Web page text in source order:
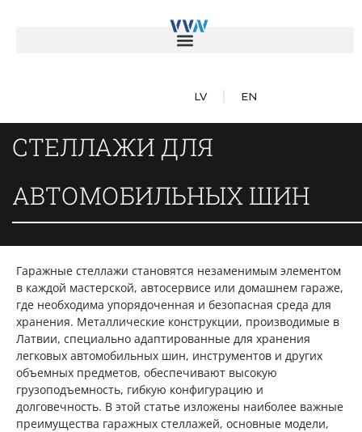
LV EN
СТЕЛЛАЖИ ДЛЯ
АВТОМОБИЛЬНЫХ ШИН
Гаражные стеллажи становятся незаменимым элементом
в каждой мастерской, автосервисе или домашнем гараже,
где необходима упорядоченная и безопасная среда для
хранения. Металлические конструкции, производимые в
Латвии, специально адаптированные для хранения
легковых автомобильных шин, инструментов и других
объемных предметов, обеспечивают высокую
грузоподъемность, гибкую конфигурацию и
долговечность. В этой статье изложены наиболее важные
преимущества гаражных стеллажей, основные модели,